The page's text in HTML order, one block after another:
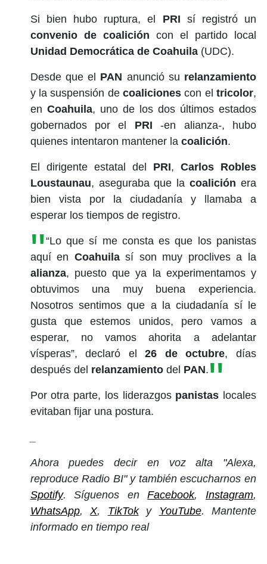
Si bien hubo ruptura, el PRI sí registró un
convenio de coalición con el partido local
Unidad Democrática de Coahuila(UDC).
Desde que el PAN anunció su relanzamiento
y la suspensión de coaliciones con el tricolor,
en Coahuila, uno de los dos últimos estados
gobernados por el PRI -en alianza-, hubo
quienes intentaron mantener la coalición.
El dirigente estatal del PRI, Carlos Robles
Loustaunau, aseguraba que lacoalición era
bien vista por la ciudadanía y llamaba a
esperar los tiempos de registro.
“Lo que sí me consta es que los panistas
aquí en Coahuilasí son muy proclives a la
alianza, puesto que ya la experimentamos y
obtuvimos una muy buena experiencia.
Nosotros sentimos que a la ciudadanía sí le
gusta que estemos unidos, pero vamos a
esperar, no vamos ahorita a adelantar
vísperas”, declaró el26 de octubre, días
después del relanzamientodel PAN.
Por otra parte, los liderazgos panistas locales
evitaban fijar una postura.
Ahora puedes decir en voz alta "Alexa,
reproduce Radio BI" y también escucharnos en
Spotify. Síguenos enFacebook, Instagram,
WhatsApp,X, TikToky YouTube. Mantente
informado en tiempo real